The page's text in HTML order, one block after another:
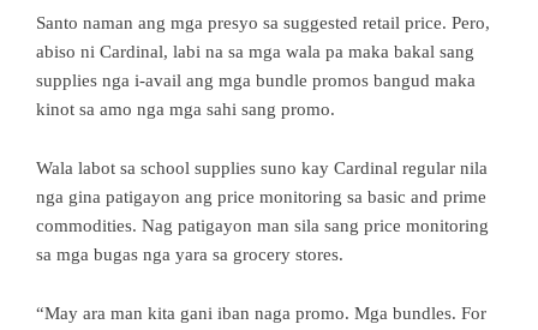
Santo naman ang mga presyo sa suggested retail price. Pero,
abiso ni Cardinal, labi na sa mga wala pa maka bakal sang
supplies nga i-avail ang mga bundle promos bangud maka
kinot sa amo nga mga sahi sang promo.
Wala labot sa school supplies suno kay Cardinal regular nila
nga gina patigayon ang price monitoring sa basic and prime
commodities. Nag patigayon man sila sang price monitoring
sa mga bugas nga yara sa grocery stores.
“May ara man kita gani iban naga promo. Mga bundles. For